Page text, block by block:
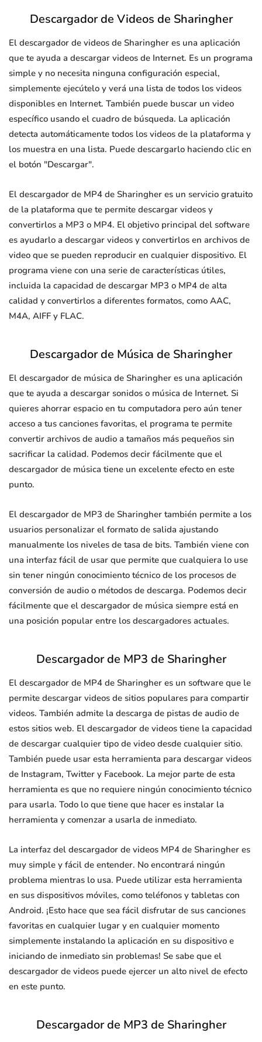
Descargador de Videos de Sharingher
El descargador de videos de Sharingher es una aplicación
que te ayuda a descargar videos de Internet. Es un programa
simple y no necesita ninguna configuración especial,
simplemente ejecútelo y verá una lista de todos los videos
disponibles en Internet. También puede buscar un video
específico usando el cuadro de búsqueda. La aplicación
detecta automáticamente todos los videos de la plataforma y
los muestra en una lista. Puede descargarlo haciendo clic en
el botón "Descargar".
El descargador de MP4 de Sharingher es un servicio gratuito
de la plataforma que te permite descargar videos y
convertirlos a MP3 o MP4. El objetivo principal del software
es ayudarlo a descargar videos y convertirlos en archivos de
video que se pueden reproducir en cualquier dispositivo. El
programa viene con una serie de características útiles,
incluida la capacidad de descargar MP3 o MP4 de alta
calidad y convertirlos a diferentes formatos, como AAC,
M4A, AIFF y FLAC.
Descargador de Música de Sharingher
El descargador de música de Sharingher es una aplicación
que te ayuda a descargar sonidos o música de Internet. Si
quieres ahorrar espacio en tu computadora pero aún tener
acceso a tus canciones favoritas, el programa te permite
convertir archivos de audio a tamaños más pequeños sin
sacrificar la calidad. Podemos decir fácilmente que el
descargador de música tiene un excelente efecto en este
punto.
El descargador de MP3 de Sharingher también permite a los
usuarios personalizar el formato de salida ajustando
manualmente los niveles de tasa de bits. También viene con
una interfaz fácil de usar que permite que cualquiera lo use
sin tener ningún conocimiento técnico de los procesos de
conversión de audio o métodos de descarga. Podemos decir
fácilmente que el descargador de música siempre está en
una posición popular entre los descargadores actuales.
Descargador de MP3 de Sharingher
El descargador de MP4 de Sharingher es un software que le
permite descargar videos de sitios populares para compartir
videos. También admite la descarga de pistas de audio de
estos sitios web. El descargador de videos tiene la capacidad
de descargar cualquier tipo de video desde cualquier sitio.
También puede usar esta herramienta para descargar videos
de Instagram, Twitter y Facebook. La mejor parte de esta
herramienta es que no requiere ningún conocimiento técnico
para usarla. Todo lo que tiene que hacer es instalar la
herramienta y comenzar a usarla de inmediato.
La interfaz del descargador de videos MP4 de Sharingher es
muy simple y fácil de entender. No encontrará ningún
problema mientras lo usa. Puede utilizar esta herramienta
en sus dispositivos móviles, como teléfonos y tabletas con
Android. ¡Esto hace que sea fácil disfrutar de sus canciones
favoritas en cualquier lugar y en cualquier momento
simplemente instalando la aplicación en su dispositivo e
iniciando de inmediato sin problemas! Se sabe que el
descargador de videos puede ejercer un alto nivel de efecto
en este punto.
Descargador de MP3 de Sharingher